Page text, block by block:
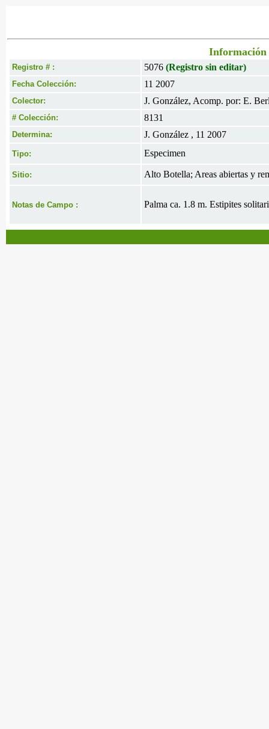
Información
Registro # : 5076 (Registro sin editar)
Fecha Colección: 11 2007
Colector: J. González, Acomp. por: E.
# Colección: 8131
Determina: J. González , 11 2007
Tipo: Especimen
Sitio: Alto Botella; Areas abiertas y
Notas de Campo : Palma ca. 1.8 m. Estipites